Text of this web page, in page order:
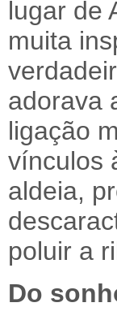
lugar de
muita
adorava
ligação
vínculos
aldeia,
poluir a
Do